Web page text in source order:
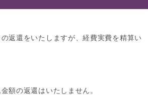
返還をいたしますが、経費実費を精算い
額の返還はいたしません。